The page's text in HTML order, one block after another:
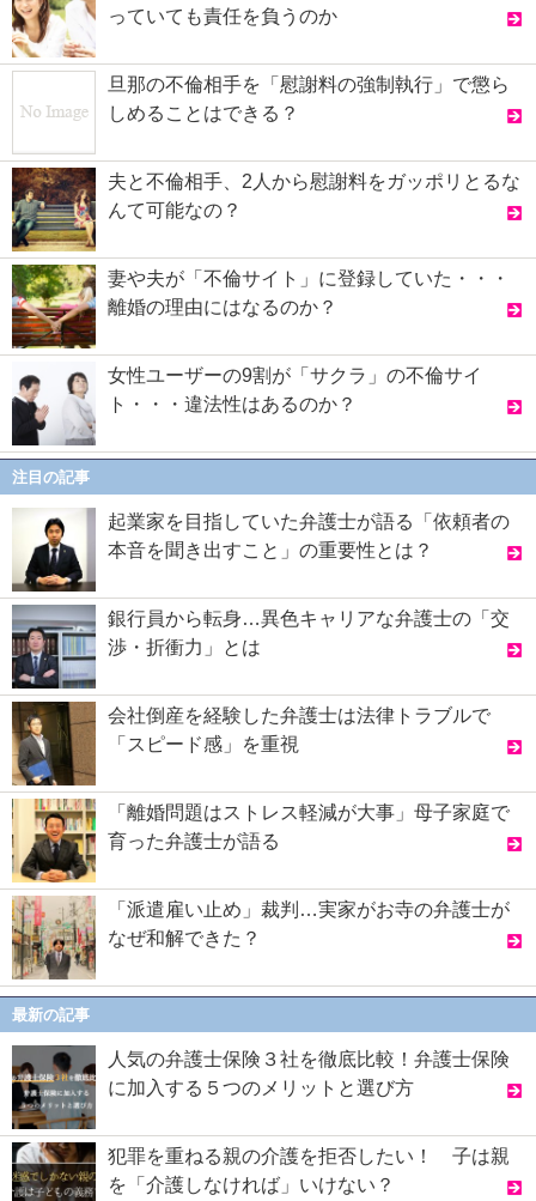
っていても責任を負うのか
旦那の不倫相手を「慰謝料の強制執行」で懲ら
しめることはできる？
夫と不倫相手、2人から慰謝料をガッポリとるな
んて可能なの？
妻や夫が「不倫サイト」に登録していた・・・
離婚の理由にはなるのか？
女性ユーザーの9割が「サクラ」の不倫サイ
ト・・・違法性はあるのか？
注目の記事
起業家を目指していた弁護士が語る「依頼者の
本音を聞き出すこと」の重要性とは？
銀行員から転身…異色キャリアな弁護士の「交
渉・折衝力」とは
会社倒産を経験した弁護士は法律トラブルで
「スピード感」を重視
「離婚問題はストレス軽減が大事」母子家庭で
育った弁護士が語る
「派遣雇い止め」裁判…実家がお寺の弁護士が
なぜ和解できた？
最新の記事
人気の弁護士保険３社を徹底比較！弁護士保険
に加入する５つのメリットと選び方
犯罪を重ねる親の介護を拒否したい！ 子は親
を「介護しなければ」いけない？